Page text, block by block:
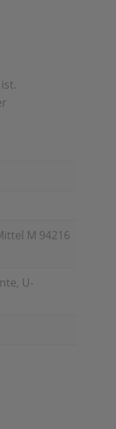
M 94216
U-